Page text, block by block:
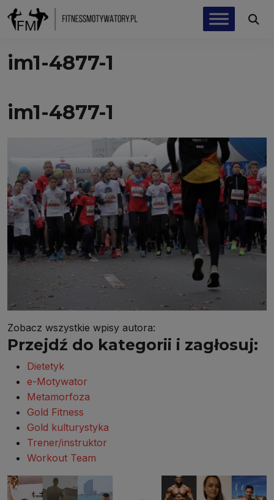
im1-4877-1
im1-4877-1
Zobacz wszystkie wpisy autora:
Przejdź do kategorii i zagłosuj:
Dietetyk
e-Motywator
Metamorfoza
Gold Fitness
Gold kulturystyka
Trener/instruktor
Workout Team